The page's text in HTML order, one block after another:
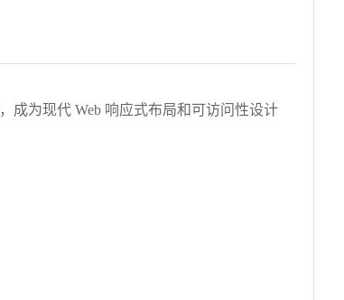
成为现代 Web 响应式布局和可访问性设计